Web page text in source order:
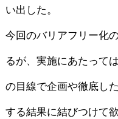
い出した。
今回のバリアフリー化
るが、実施にあたって
の目線で企画や徹底し
する結果に結びつけて